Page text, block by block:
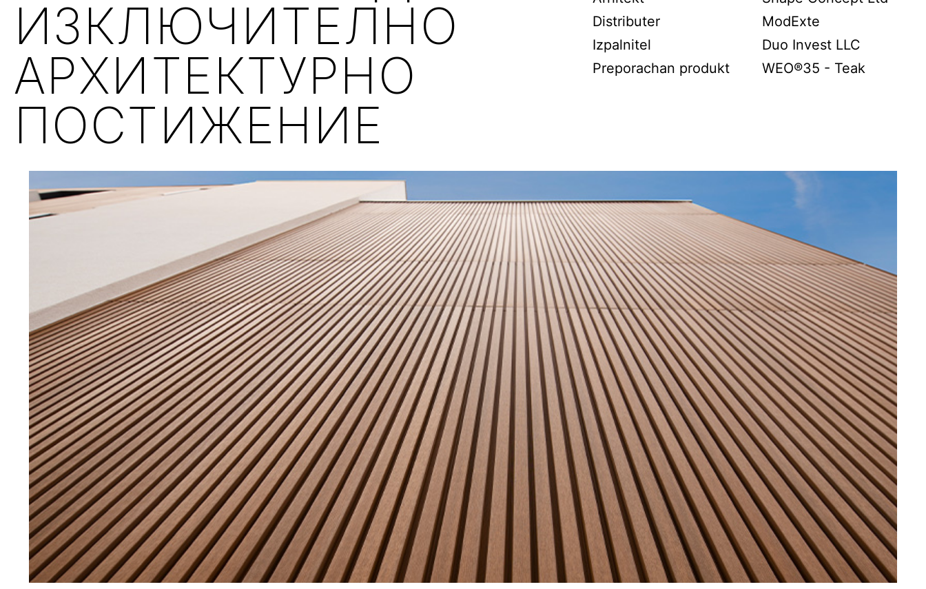
ИЗКЛЮЧИТЕЛНО
АРХИТЕКТУРНО
ПОСТИЖЕНИЕ
Distributer
ModExte
Izpalnitel
Duo Invest LLC
Preporachan produkt
WEO®35 - Teak